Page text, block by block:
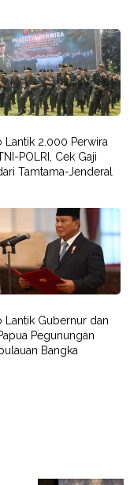
Lantik 2.000 Perwira
POLRI, Cek Gaji
Tamtama-Jenderal
Lantik Gubernur dan
Pegunungan
Bangka